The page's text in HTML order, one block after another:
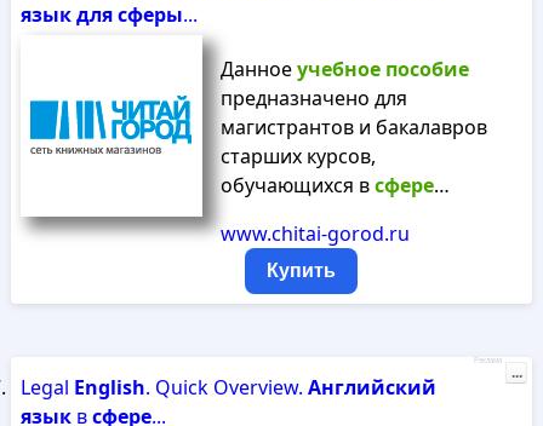
языкдлясферы...
Данноеучебное пособие
предназначено для
магистрантов и бакалавров
старших курсов,
обучающихся всфере…
www.chitai-gorod.ru
Купить
Legal English. Quick Overview. Английский
языквсфере...
Реклама
...